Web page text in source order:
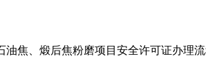
焦、煅后焦粉磨项目安全许可证办理